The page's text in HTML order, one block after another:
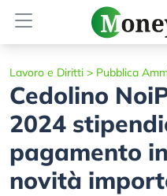
Lavoro e Diritti > Pubblica
Cedolino
2024
pagamento
novità